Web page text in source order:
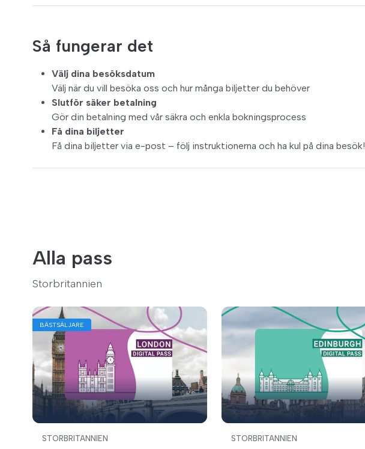
Så fungerar det
Välj dina besöksdatum
Välj när du vill besöka oss och hur många biljetter du behöver
Slutför säker betalning
Gör din betalning med vår säkra och enkla bokningsprocess
Få dina biljetter
Få dina biljetter via e-post – följ instruktionerna och ha kul på dina besök!
Alla pass
Storbritannien
BÄSTSÄLJARE
STORBRITANNIEN STORBRITANNIEN